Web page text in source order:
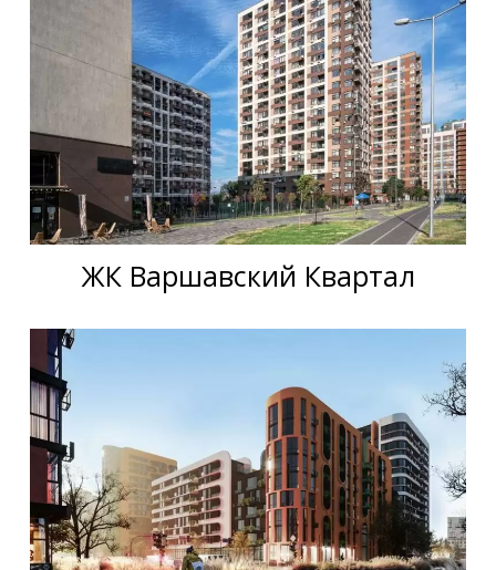
ЖК Варшавский Квартал